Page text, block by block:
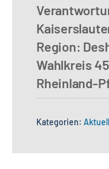
Region:
Wahlkreis
Rheinland-
Kategorien: